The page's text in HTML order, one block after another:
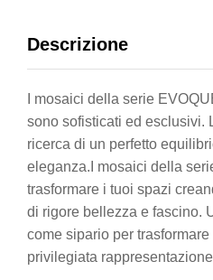
Descrizione
I mosaici della serie
sono sofisticati ed esclusivi.
ricerca di un perfetto
eleganza.I mosaici della
trasformare i tuoi spazi
di rigore bellezza e fascino.
come sipario per
privilegiata